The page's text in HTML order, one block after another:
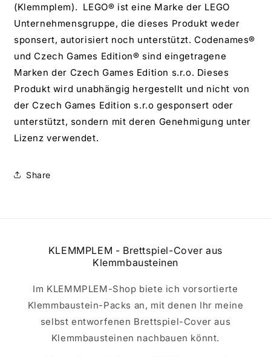
(Klemmplem). LEGO® ist eine Marke der LEGO
Unternehmensgruppe, die dieses Produkt weder
sponsert, autorisiert noch unterstützt. Codenames®
und Czech Games Edition® sind eingetragene
Marken der Czech Games Edition s.r.o. Dieses
Produkt wird unabhängig hergestellt und nicht von
der Czech Games Edition s.r.o gesponsert oder
unterstützt, sondern mit deren Genehmigung unter
Lizenz verwendet.
Share
KLEMMPLEM - Brettspiel-Cover aus
Klemmbausteinen
Im KLEMMPLEM-Shop biete ich vorsortierte
Klemmbaustein-Packs an, mit denen Ihr meine
selbst entworfenen Brettspiel-Cover aus
Klemmbausteinen nachbauen könnt.